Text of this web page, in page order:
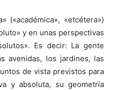
(«académica», «etcétera»)
y en unas perspectivas
Es decir: La gente
avenidas, los jardines, las
de vista previstos para
y absoluta, su geometría